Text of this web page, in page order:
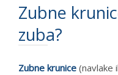
Zubne
zuba?
Zubne krunice (navlake